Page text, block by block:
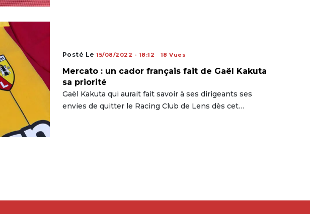
Posté Le15/08/2022 - 18:12 18 Vues
Mercato : un cador français fait de Gaël Kakuta
sa priorité
Gaël Kakuta qui aurait fait savoir à ses dirigeants ses
envies de quitter le Racing Club de Lens dès cet…